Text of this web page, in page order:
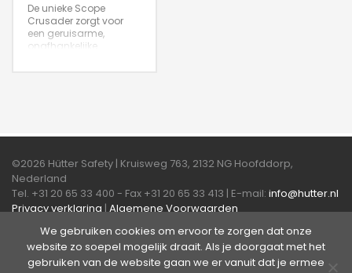
De unieke Scope
Crusader zorgt voor
een geruisarme,
onafhankelijke
niet voor niets al jaren
Products!
©2026 Hütter Safety | Kruisweg 763, 2132 NG Hoofddorp,
Nederland
Tel. +31 20 65 33 400 - Fax +31 20 65 33 413 | E-mail: info@hutter.nl
Privacy verklaring | Algemene Voorwaarden
Over Hütter Safety America
We gebruiken cookies om ervoor te zorgen dat onze
website zo soepel mogelijk draait. Als je doorgaat met het
gebruiken van de website gaan we er vanuit dat je ermee